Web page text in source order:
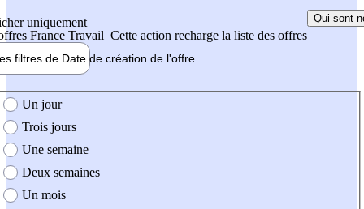
uniquement
France Travail Cette action recharge la liste des offres
Qui sont
filtres de Date de création de l'offre
création de l'offre
Un jour
Trois jours
Une semaine
Deux semaines
Un mois